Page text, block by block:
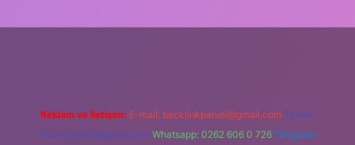
Reklam ve İletişim: E-mail: backlinkpaneli@gmail.com Teams:
forumhizmeti@gmail.com Whatsapp: 0262 606 0 726 Telegram: